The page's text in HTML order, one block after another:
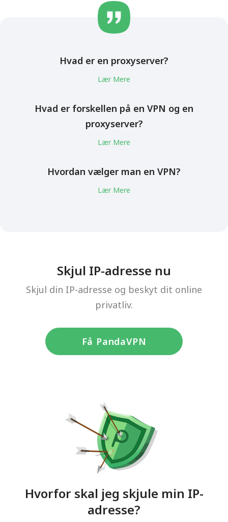
Hvad er en proxyserver?
Lær Mere
Hvad er forskellen på en VPN og en
proxyserver?
Lær Mere
Hvordan vælger man en VPN?
Lær Mere
Skjul IP-adresse nu
Skjul din IP-adresse og beskyt dit online
privatliv.
Få PandaVPN
Hvorfor skal jeg skjule min IP-
adresse?